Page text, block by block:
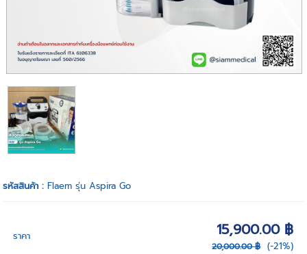
รหัสสินค้า :Flaem รุ่น Aspira Go
ราคา 15,900.00 ฿
20,000.00 ฿ (-21%)